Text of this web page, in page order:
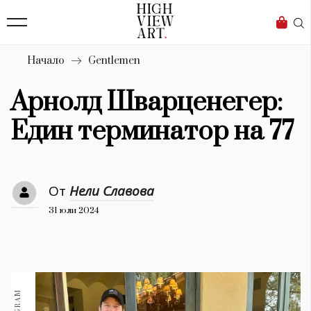
Бизнес
Мода
Dialogue
Изкуство
4340
Красота
777
Книги 1188
Начало Gentlemen
Арнолд Шварценегер:
Един терминатор на 77
От Нели Славова
31 юли 2024